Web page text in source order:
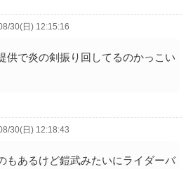
30(日) 12:15:16
供で炎の剣振り回してるのかっこい
30(日) 12:18:43
もあるけど鎧武みたいにライダーバ